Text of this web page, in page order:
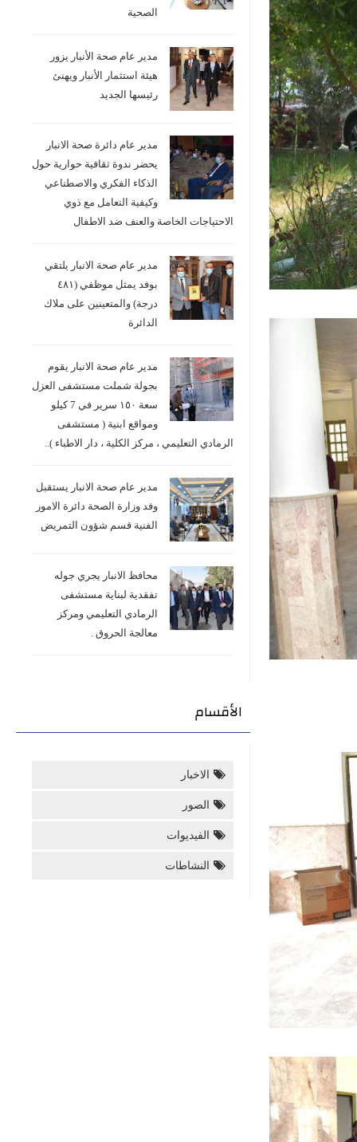
الصحية
مدير عام صحة الأنبار يزور
هيئة استثمار الأنبار ويهنئ
رئيسها الجديد
مدير عام دائرة صحة الانبار
يحضر ندوة ثقافية حوارية حول
الذكاء الفكري والاصطناعي
وكيفية التعامل مع ذوي
الاحتياجات الخاصة والعنف ضد الاطفال
مدير عام صحة الانبار يلتقي
بوفد يمثل موظفي (٤٨١
درجة) والمتعينين على ملاك
الدائرة
مدير عام صحة الانبار يقوم
بجولة شملت مستشفى العزل
سعة ١٥٠ سرير في 7 كيلو
ومواقع ابنية ( مستشفى
الرمادي التعليمي ، مركز الكلية ، دار الاطباء )..
مدير عام صحة الانبار يستقبل
وفد وزارة الصحة دائرة الامور
الفنية قسم شؤون التمريض
محافظ الانبار يجري جوله
تفقدية لبناية مستشفى
الرمادي التعليمي ومركز
معالجة الحروق .
الأقسام
الاخبار
الصور
الفيديوات
النشاطات